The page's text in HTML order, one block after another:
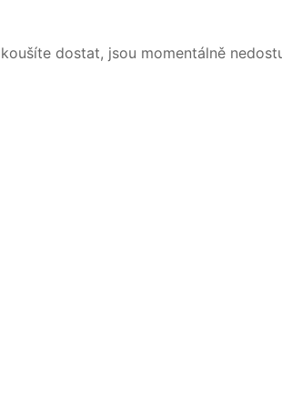
dostat, jsou momentálně